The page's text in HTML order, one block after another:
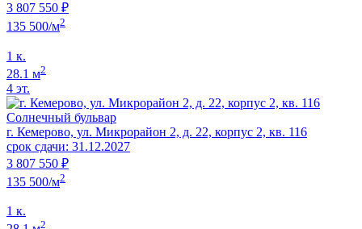
3 807 550 ₽
135 500/м2
1 к.
28.1 м2
4 эт.
Солнечный бульвар
г. Кемерово, ул. Микрорайон 2, д. 22, корпус 2, кв. 116
срок сдачи: 31.12.2027
3 807 550 ₽
135 500/м2
1 к.
2